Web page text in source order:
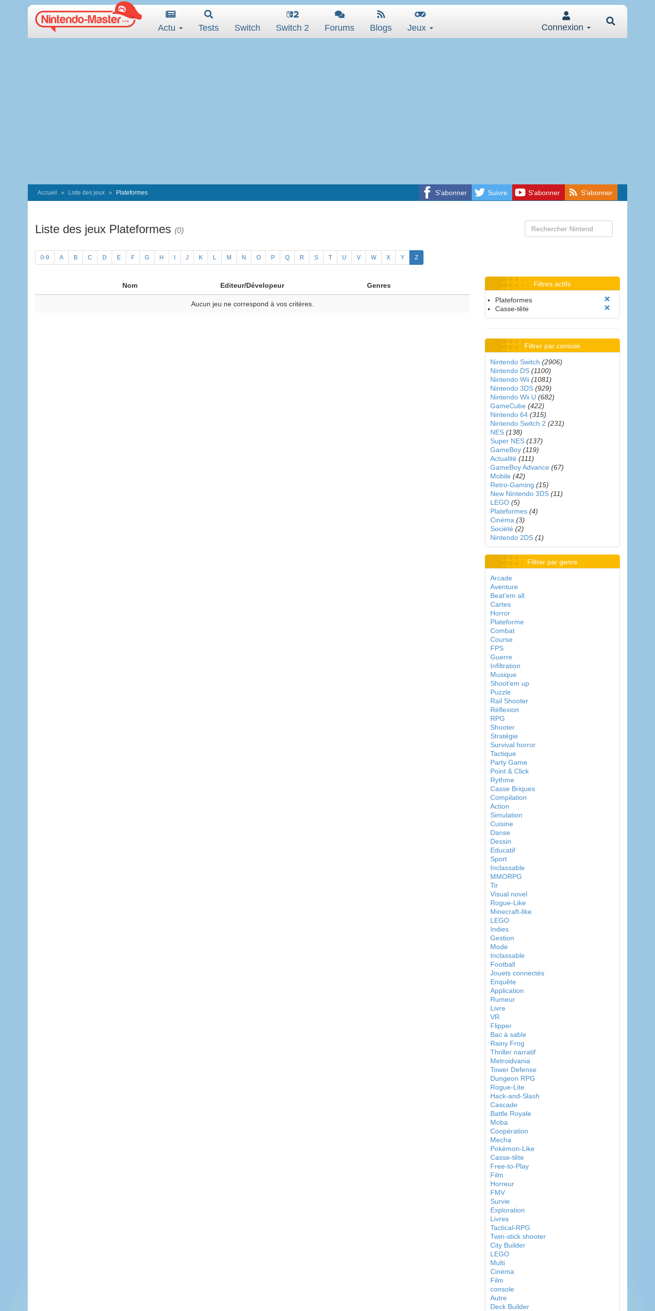
Actu Tests Switch Switch 2 Forums Blogs Jeux Connexion
S'abonner Suivre S'abonner S'abonner
Accueil Liste des jeux Plateformes
Liste des jeux Plateformes (0)
0-9 A B C D E F G H J K L M N O P Q R S T U V W X Y Z
Nom Editeur/Dévelopeur Genres
Aucun jeu ne correspond à vos critères.
Filtres actifs
Plateformes
Casse-tête
Filtrer par console
Nintendo Switch (2906)
Nintendo DS (1100)
Nintendo Wii (1081)
Nintendo 3DS (929)
Nintendo Wii U (682)
GameCube (422)
Nintendo 64 (315)
Nintendo Switch 2 (231)
NES (138)
Super NES (137)
GameBoy (119)
Actualité (111)
GameBoy Advance (67)
Mobile (42)
Retro-Gaming (15)
New Nintendo 3DS (11)
LEGO (5)
Plateformes (4)
Cinéma (3)
Société (2)
Nintendo 2DS (1)
Filtrer par genre
Arcade
Aventure
Beat'em all
Cartes
Horror
Plateforme
Combat
Course
FPS
Guerre
Infiltration
Musique
Shoot'em up
Puzzle
Rail Shooter
Réflexion
RPG
Shooter
Stratégie
Survival horror
Tactique
Party Game
Point & Click
Rythme
Casse Briques
Compilation
Action
Simulation
Cuisine
Danse
Dessin
Educatif
Sport
Inclassable
MMORPG
Tir
Visual novel
Rogue-Like
Minecraft-like
LEGO
Indies
Gestion
Mode
Inclassable
Football
Jouets connectés
Enquête
Application
Rumeur
Livre
VR
Flipper
Bac à sable
Rainy Frog
Thriller narratif
Metroidvania
Tower Defense
Dungeon RPG
Rogue-Lite
Hack-and-Slash
Cascade
Battle Royale
Moba
Coopération
Mecha
Pokémon-Like
Casse-tête
Free-to-Play
Film
Horreur
FMV
Survie
Exploration
Livres
Tactical-RPG
Twin-stick shooter
City Builder
LEGO
Multi
Cinéma
Film
console
Autre
Deck Builder